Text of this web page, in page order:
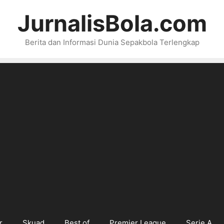
JurnalisBola.com
Berita dan Informasi Dunia Sepakbola Terlengkap